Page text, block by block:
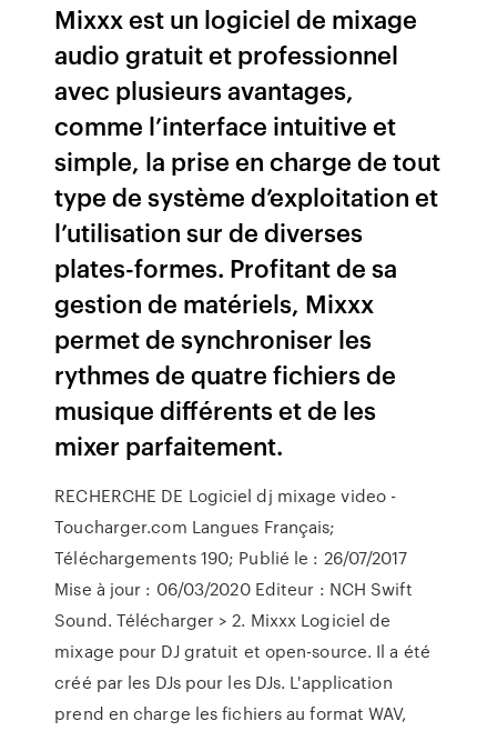
Mixxx est un logiciel de mixage
audio gratuit et professionnel
avec plusieurs avantages,
comme l’interface intuitive et
simple, la prise en charge de tout
type de système d’exploitation et
l’utilisation sur de diverses
plates-formes. Profitant de sa
gestion de matériels, Mixxx
permet de synchroniser les
rythmes de quatre fichiers de
musique différents et de les
mixer parfaitement.
RECHERCHE DE Logiciel dj mixage video -
Toucharger.com Langues Français;
Téléchargements 190; Publié le : 26/07/2017
Mise à jour : 06/03/2020 Editeur : NCH Swift
Sound. Télécharger > 2. Mixxx Logiciel de
mixage pour DJ gratuit et open-source. Il a été
créé par les DJs pour les DJs. L'application
prend en charge les fichiers au format WAV,